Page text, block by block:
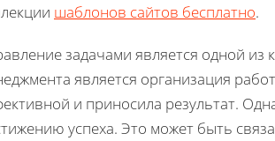
шаблонов сайтов бесплатно.
задачами является одной
является организация
и приносила результат.
успеха. Это может быть